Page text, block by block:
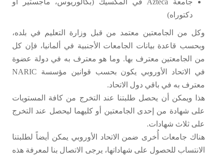
جامعة Azteca في المكسيك (بكالوريوس، ماجستير أو
دكتوراه)
وكل من الجامعتين معتمد من قبل وزارة التعليم في بلده،
وبحسب قاعدة بيانات الجامعات الأجنبية في ألمانيا، فإن كل
من الجامعتين معترف بها. وما هو معترف به في دولة عضوة
في الاتحاد الأوروبي يكون بحسب قوانين مؤسسة NARIC
معترف به في باقي دول الاتحاد.
هذا ويمكن أن يحصل طلبتنا عند التخرج من كافة المستويات
على شهادة من إحدى الجامعتين أو كليهما ليحصل عند التخرج
على ثلاث شهادات.
هناك جامعات أُخرى ضمن الاتحاد الأوروبي يمكن أيضاً لطلبتنا
الانتساب للحصول على شهاداتها، يرجى الاتصال بنا لمعرفة هذه